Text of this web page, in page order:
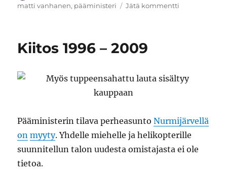
matti vanhanen, pääministeri Jätä kommentti
Kiitos 1996 – 2009
Pääministerin tilava perheasuntoNurmijärvellä
on myyty. Yhdelle miehelle ja helikopterille
suunnitellun talon uudesta omistajasta ei ole
tietoa.